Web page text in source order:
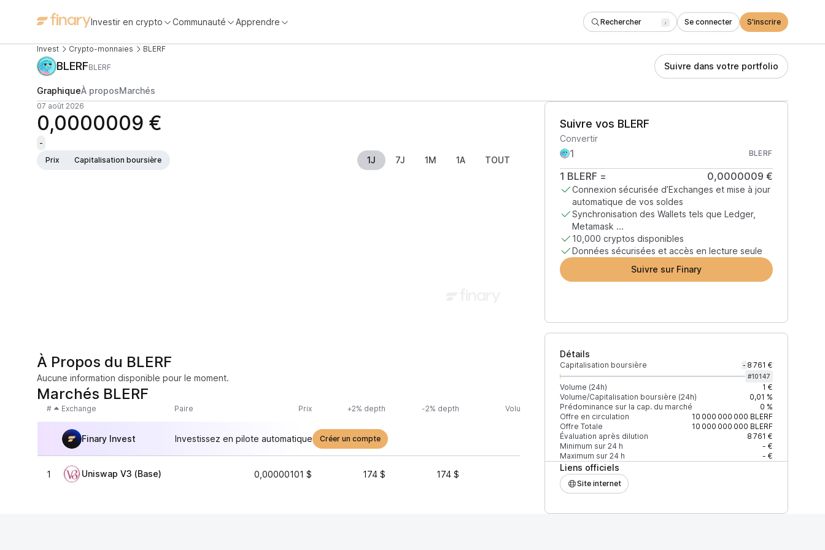
Investir en crypto Communauté Apprendre Rechercher / Se connecter S'inscrire
Invest Crypto-monnaies BLERF
BLERFBLERF Suivre dans votre portfolio
GraphiqueÀ proposMarchés
07 août 2026
0,0000009 €
-
Prix
Capitalisation boursière 1J 7J 1M 1A TOUT
Suivre vos BLERF
Convertir
BLERF
1 BLERF = 0,0000009 €
Connexion sécurisée d’Exchanges et mise à jour
automatique de vos soldes
Synchronisation des Wallets tels que Ledger,
Metamask ...
10,000 cryptos disponibles
Données sécurisées et accès en lecture seule
Suivre sur Finary
Détails
Capitalisation boursière - 8 761 €
#10147
Volume (24h)
1 €
Volume/Capitalisation boursière (24h)
0,01 %
Prédominance sur la cap. du marché
0 %
Offre en circulation
10 000 000 000 BLERF
Offre Totale
10 000 000 000 BLERF
Évaluation après dilution
8 761 €
Minimum sur 24 h
- €
Maximum sur 24 h
- €
Liens officiels
Site internet
À Propos du BLERF
Aucune information disponible pour le moment.
Marchés BLERF
# Exchange Paire Prix +2% depth -2% depth Volume (24h) % du volume Confiance Mis à jour
Finary Invest Investissez en pilote automatique Créer un compte
1 Uniswap V3 (Base) 0,00000101 $ 174 $ 174 $ 100 %